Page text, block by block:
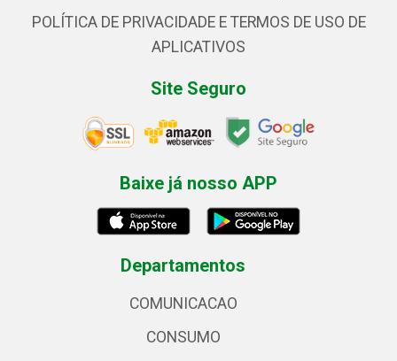
POLÍTICA DE PRIVACIDADE E TERMOS DE USO DE
APLICATIVOS
Site Seguro
Baixe já nosso APP
Departamentos
COMUNICACAO
CONSUMO